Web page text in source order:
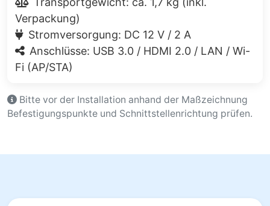
Verpackung)
Stromversorgung: DC 12 V / 2 A
Anschlüsse: USB 3.0 / HDMI 2.0 / LAN / Wi-
Fi (AP/STA)
Bitte vor der Installation anhand der Maßzeichnung
Befestigungspunkte und Schnittstellenrichtung prüfen.